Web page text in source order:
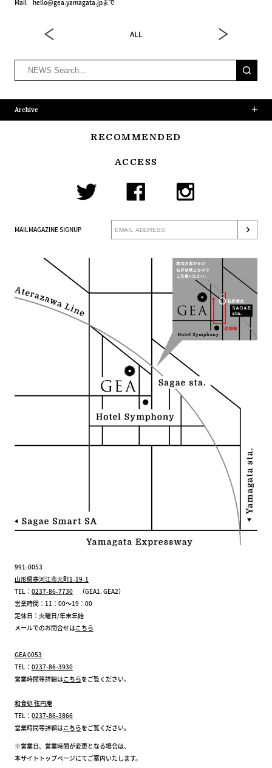
Mail hello@gea.yamagata.jpまで
ALL
Archive
RECOMMENDED
ACCESS
MAILMAGAZINE SIGNUP
991-0053
山形県寒河江市元町1-19-1
TEL： 0237-86-7730（GEA1. GEA2）
営業時間：11：00～19：00
定休日：火曜日/年末年始
メールでのお問合せはこちら
GEA 0053
TEL： 0237-86-3930
営業時間等詳細はこちらをご覧ください。
和食処 弦円庵
TEL： 0237-86-3866
営業時間等詳細はこちらをご覧ください。
※営業日、営業時間が変更となる場合は、
本サイトトップページにてご案内いたします。